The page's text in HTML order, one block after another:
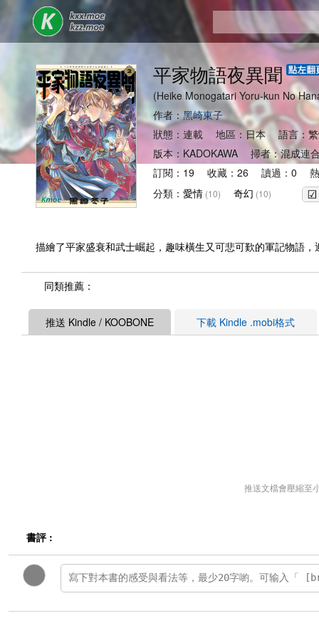
平家物語夜異聞
(Heike Monogatari Yoru-kun No
作者： 黑崎東子
狀態：連載 地區：日本 語言：
版本：KADOKAWA 掃者：混成
訂閱：19 收藏：26 讀過：0 熱
分類： 愛情 (10) 奇幻 (10)
描繪了平家盛衰和武士崛起，趣味橫生又可悲可歎的軍記物語
同類推薦：
推送 Kindle / KOOBONE 下載 Kindle .mobi格式
推送文檔會壓縮至
書評 :